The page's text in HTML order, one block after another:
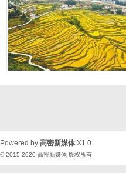
Powered by 高密新媒体 X1.0
© 2015-2020 高密新媒体 版权所有